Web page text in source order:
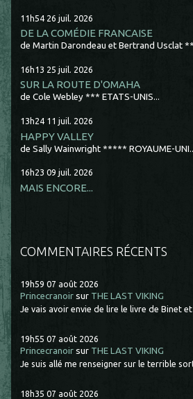
11h54 26 juil. 2026
DE LA COMÉDIE FRANCAISE
de Martin Darondeau et Bertrand Usclat
16h13 25 juil. 2026
SUR LA ROUTE D'OMAHA
de Cole Webley *** ETATS-UNIS...
13h24 11 juil. 2026
HAPPY VALLEY
de Sally Wainwright ***** ROYAUME-
16h23 09 juil. 2026
MAIS ENCORE...
COMMENTAIRES RÉCENTS
19h59 07 août 2026
Princecranoir sur THE LAST VIKING
Je vais avoir envie de lire le livre de Binet
19h55 07 août 2026
Princecranoir sur THE LAST VIKING
Je suis allé me renseigner sur le terrible
18h35 07 août 2026